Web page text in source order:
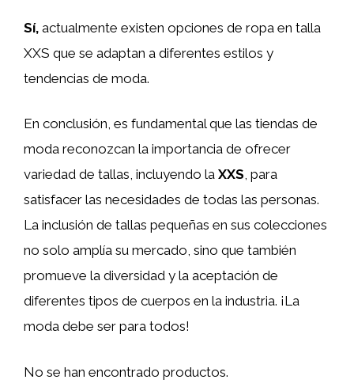
Sí, actualmente existen opciones de ropa en talla
XXS que se adaptan a diferentes estilos y
tendencias de moda.
En conclusión, es fundamental que las tiendas de
moda reconozcan la importancia de ofrecer
variedad de tallas, incluyendo la XXS, para
satisfacer las necesidades de todas las personas.
La inclusión de tallas pequeñas en sus colecciones
no solo amplía su mercado, sino que también
promueve la diversidad y la aceptación de
diferentes tipos de cuerpos en la industria. ¡La
moda debe ser para todos!
No se han encontrado productos.